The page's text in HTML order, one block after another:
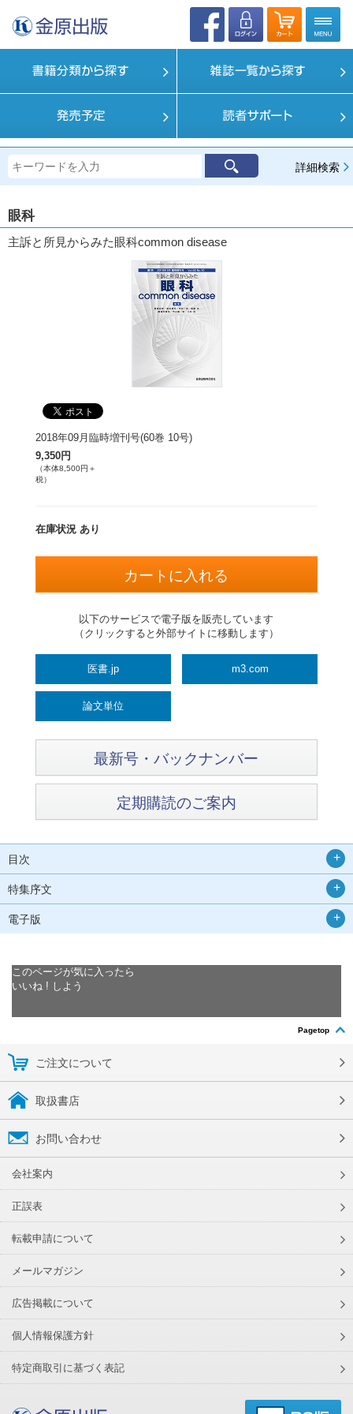
詳細検索
眼科
主訴と所見からみた眼科common disease
2018年09月臨時増刊号(60巻 10号)
9,350円
（本体8,500円＋
税）
在庫状況 あり
以下のサービスで電子版を販売しています
（クリックすると外部サイトに移動します）
医書.jp m3.com
論文単位
最新号・バックナンバー
定期購読のご案内
目次
特集序文
電子版
このページが気に入ったら
いいね ! しよう
Pagetop
ご注文について
取扱書店
お問い合わせ
会社案内
正誤表
転載申請について
メールマガジン
広告掲載について
個人情報保護方針
特定商取引に基づく表記